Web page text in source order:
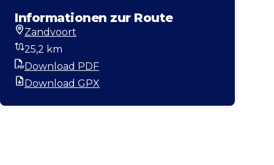
Informationen zur Route
Startort
Zandvoort
Entfernung
25,2 km
PDF
Download PDF
Download GPX